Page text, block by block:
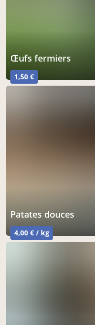
œufs fermiers
1,50 €
patates douces
4,00 € / kg